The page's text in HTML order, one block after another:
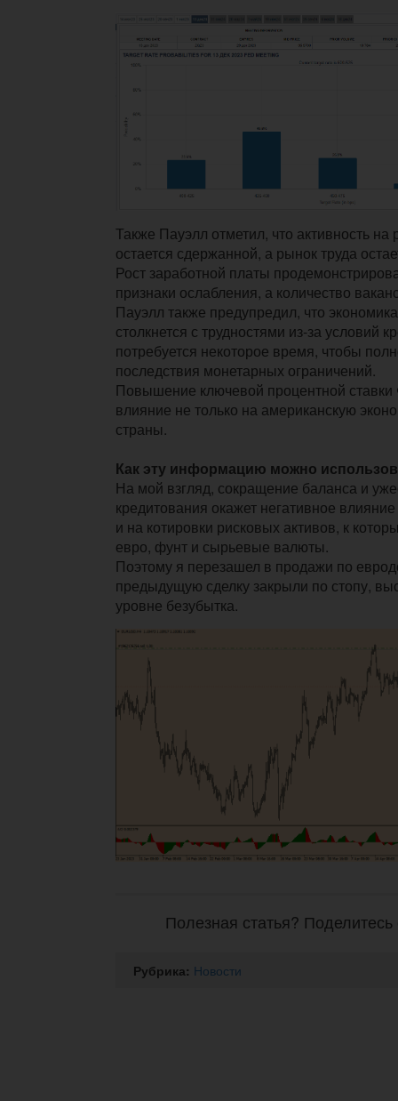
Также Пауэлл отметил, что активность
остается сдержанной, а рынок труда
Рост заработной платы
признаки ослабления, а количество
Пауэлл также предупредил, что
столкнется с трудностями из-за условий
потребуется некоторое время, чтобы
последствия монетарных ограничений.
Повышение ключевой процентной
влияние не только на американскую
страны.
Как эту информацию можно
На мой взгляд, сокращение баланса и
кредитования окажет негативное
и на котировки рисковых активов, к
евро, фунт и сырьевые валюты.
Поэтому я перезашел в продажи по
предыдущую сделку закрыли по стопу,
уровне безубытка.
Полезная статья?
Рубрика: Новости